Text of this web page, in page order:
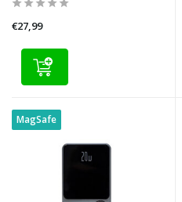
€27,99
MagSafe